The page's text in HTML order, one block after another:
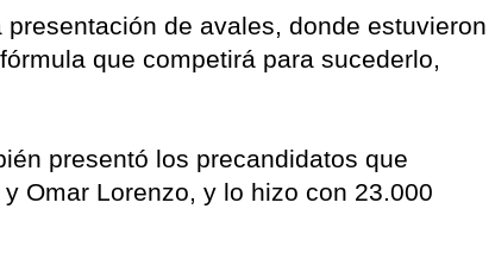
de avales, donde estuvieron
que competirá para sucederlo,
presentó los precandidatos que
Omar Lorenzo, y lo hizo con 23.000